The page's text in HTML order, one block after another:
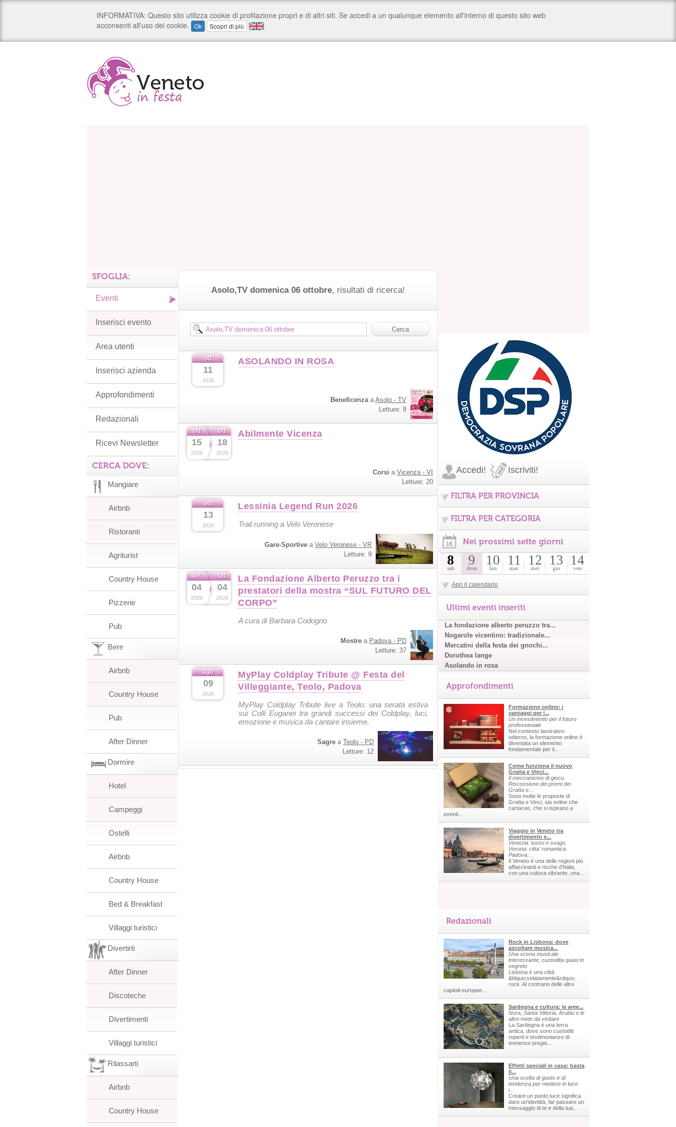
Asolo,TV domenica 06 ottobre, risultati di ricerca!
ott
11
2026
ASOLANDO IN ROSA
BeneficenzaaAsolo - TV
Letture: 8
ott
15
2026
ott
18
2026
Abilmente Vicenza
Corsi a Vicenza - VI
Letture: 20
set
13
2026
Lessinia Legend Run 2026
Trail running a Velo Veronese
Gare-Sportive a Velo Veronese - VR
Letture: 9
set
04
2026
ott
04
2026
La Fondazione Alberto Peruzzo tra i
prestatori della mostra “SUL FUTURO DEL
CORPO”
A cura di Barbara Codogno
Mostre a Padova - PD
Letture: 37
ago
09
2026
MyPlay Coldplay Tribute @ Festa del
Villeggiante, Teolo, Padova
MyPlay Coldplay Tribute live a Teolo: una serata estiva
sui Colli Euganei tra grandi successi dei Coldplay, luci,
emozione e musica da cantare insieme.
Sagre a Teolo - PD
Letture: 12
SFOGLIA:
Eventi
Inserisci evento
Area utenti
Inserisci azienda
Approfondimenti
Redazionali
Ricevi Newsletter
CERCA DOVE:
Mangiare
Airbnb
Ristoranti
Agriturist
Country House
Pizzerie
Pub
Bere
Airbnb
Country House
Pub
After Dinner
Dormire
Hotel
Campeggi
Ostelli
Airbnb
Country House
Bed & Breakfast
Villaggi turistici
Divertirti
After Dinner
Discoteche
Divertimenti
Villaggi turistici
Rilassarti
Airbnb
Country House
Accedi! Iscriviti!
FILTRA PER PROVINCIA
FILTRA PER CATEGORIA
Nei prossimi sette giorni
8
sab
9
dom
10
lun
11
mar
12
mer
13
gio
14
ven
Apri il calendario
Ultimi eventi inseriti
La fondazione alberto peruzzo tra...
Nogarole vicentino: tradizionale...
Mercatini della festa dei gnochi...
Dorothea lange
Asolando in rosa
Approfondimenti
Formazione online: i
vantaggi per i...
Un investimento per il futuro
professionale
Nel contesto lavorativo
odierno, la formazione online è
diventata un elemento
fondamentale per il...
Come funziona il nuovo
Gratta e Vinci...
Il meccanismo di gioco.
Riscossione dei premi dei
Gratta e...
Sono molte le proposte di
Gratta e Vinci, sia online che
cartacee, che si ispirano a
eventi...
Viaggio in Veneto tra
divertimento e...
Venezia: lusso e svago.
Verona: citta' romantica.
Padova:...
Il Veneto è una delle regioni più
affascinanti e ricche d'Italia,
con una cultura vibrante, una...
Redazionali
Rock in Lisbona: dove
ascoltare musica...
Una scena musicale
interessante, custodita quasi in
segreto
Lisbona è una città
&ldquo;velatamente&rdquo;
rock. Al contrario delle altre
capitali europee...
Sardegna e cultura: le aree...
Nora, Santa Vittoria, Arubiu e le
altre mete da visitare
La Sardegna è una terra
antica, dove sono custoditi
reperti e testimonianze di
immenso pregio...
Effetti speciali in casa: basta
il...
Una scelta di gusto e di
tendenza per mettere in luce
i...
Creare un punto luce significa
dare un'identità, far passare un
messaggio di te e della tua...